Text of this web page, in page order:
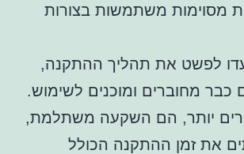
מסוימות משתמשות בצורות
לפשט את תהליך ההתקנה,
כבר מחוברים ומוכנים לשימוש.
יותר, הם השקעה משתלמת,
את זמן ההתקנה הכולל